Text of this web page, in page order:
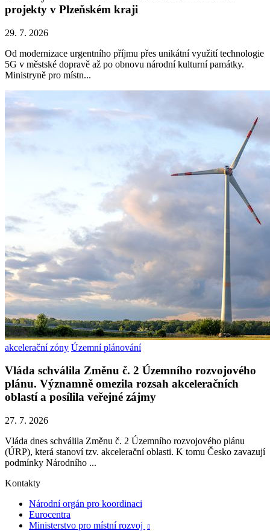
projekty v Plzeňském kraji
29. 7. 2026
Od modernizace urgentního příjmu přes unikátní využití technologie
5G v městské dopravě až po obnovu národní kulturní památky.
Ministryně pro místn...
akcelerační zóny Územní plánování
Vláda schválila Změnu č. 2 Územního rozvojového
plánu. Významně omezila rozsah akceleračních
oblastí a posílila veřejné zájmy
27. 7. 2026
Vláda dnes schválila Změnu č. 2 Územního rozvojového plánu
(ÚRP), která stanoví tzv. akcelerační oblasti. K tomu Česko zavazují
podmínky Národního ...
Kontakty
Národní orgán pro koordinaci
Eurocentra
Ministerstvo pro místní rozvoj
